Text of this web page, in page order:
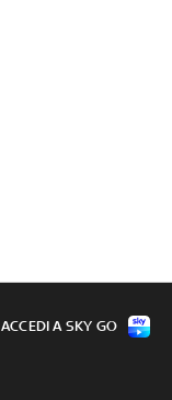
ACCEDI A SKY GO